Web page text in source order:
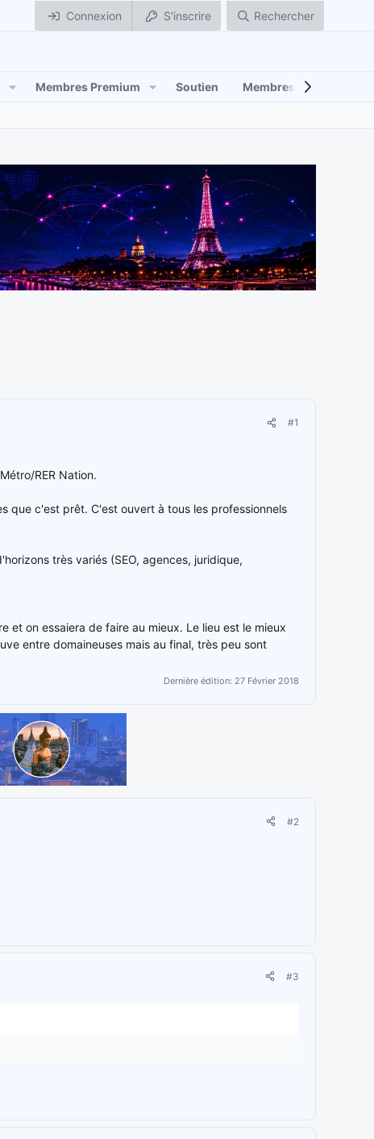
Connexion S'inscrire Rechercher
Membres Premium Soutien Membres
#1
RER Nation.
que c'est prêt. C'est ouvert à tous les professionnels
très variés (SEO, agences, juridique,
et on essaiera de faire au mieux. Le lieu est le mieux
entre domaineuses mais au final, très peu sont
Dernière édition: 27 Février 2018
#2
#3